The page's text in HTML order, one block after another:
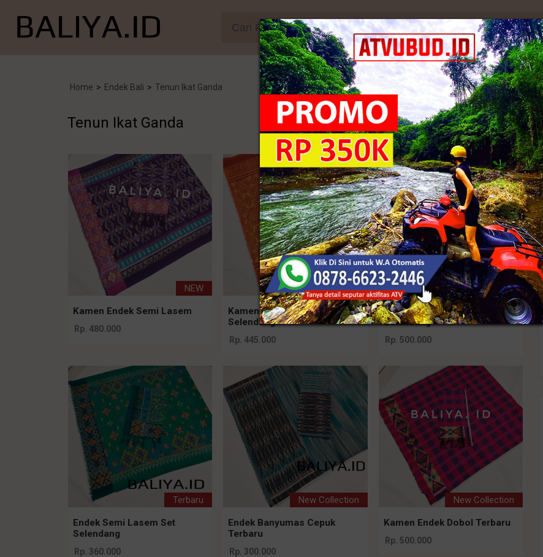
Home > Endek Bali > Tenun Ikat Ganda
Tenun Ikat Ganda
NEW
Kamen Endek Semi Lasem
Rp. 480.000
New Collection
Kamen Endek Catri Set
Selendang
Rp. 445.000
NEW
Kamen Endek AirBrass Set
Selendang
Rp. 500.000
Terbaru
Endek Semi Lasem Set
Selendang
Rp. 360.000
New Collection
Endek Banyumas Cepuk
Terbaru
Rp. 300.000
New Collection
Kamen Endek Dobol Terbaru
Rp. 500.000